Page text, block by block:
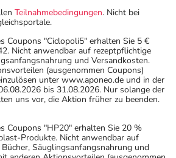
Teilnahmebedingungen. Nicht bei
Coupons "Ciclopoli5" erhalten Sie 5 €
Nicht anwendbar auf rezeptpflichtige
und Versandkosten.
(ausgenommen Coupons)
unter www.aponeo.de und in der
bis 31.08.2026. Nur solange der
uns vor, die Aktion früher zu beenden.
Coupons "HP20" erhalten Sie 20 %
Produkte. Nicht anwendbar auf
Säuglingsanfangsnahrung und